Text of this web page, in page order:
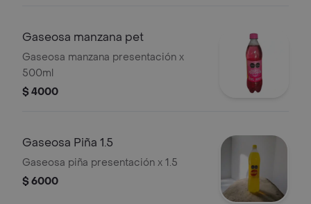
Gaseosa manzana pet
Gaseosa manzana presentación x
500ml
$ 4000
Gaseosa Piña 1.5
Gaseosa piña presentación x 1.5
$ 6000